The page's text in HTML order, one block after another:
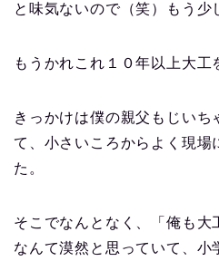
と味気ないので（笑）もう少
もうかれこれ１０年以上大工
きっかけは僕の親父もじいち
て、小さいころからよく現場
た。
そこでなんとなく、「俺も大
なんて漠然と思っていて、小